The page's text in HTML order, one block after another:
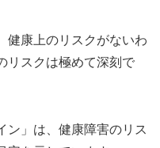
健康上のリスクがないわ
リスクは極めて深刻で
ン」は、健康障害のリス